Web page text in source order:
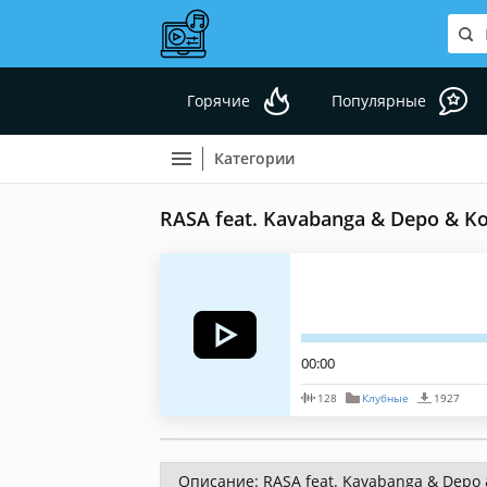
Горячие Популярные
Категории
RASA feat. Kavabanga & Depo &
00:00
128 Клубные 1927
Описание: RASA feat. Kavabanga &